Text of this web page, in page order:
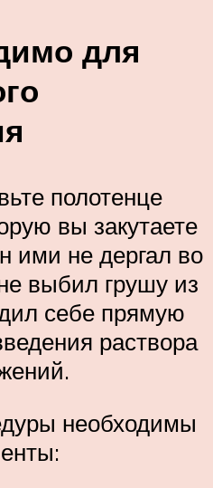
для
полотенце
вы закутаете
ими не дергал во
выбил грушу из
себе прямую
раствора
необходимы